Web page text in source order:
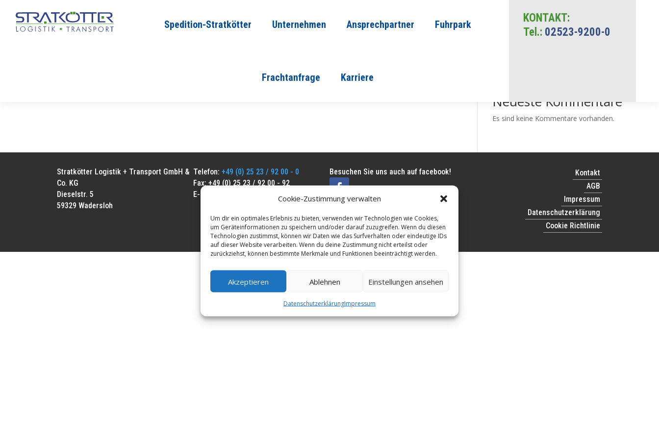
Cookie-Zustimmung verwalten
Um dir ein optimales Erlebnis zu bieten, verwenden wir Technologien wie Cookies,
um Geräteinformationen zu speichern und/oder darauf zuzugreifen. Wenn du diesen
Technologien zustimmst, können wir Daten wie das Surfverhalten oder eindeutige IDs
auf dieser Website verarbeiten. Wenn du deine Zustimmung nicht erteilst oder
zurückziehst, können bestimmte Merkmale und Funktionen beeinträchtigt werden.
Akzeptieren Ablehnen Einstellungen ansehen
DatenschutzerklärungImpressum
Spedition-Stratkötter Unternehmen Ansprechpartner Fuhrpark
Frachtanfrage Karriere
KONTAKT:
Tel.: 02523-9200-0
Stratkötter-2004 Suchen
Neueste Kommentare
Es sind keine Kommentare vorhanden.
Stratkötter Logistik + Transport GmbH &
Co. KG
Dieselstr. 5
59329 Wadersloh
Telefon:+49 (0) 25 23 / 92 00 - 0
Fax: +49 (0) 25 23 / 92 00 - 92
E-Mail:
info@stratkoetter.de
Besuchen Sie uns auch auf facebook!
Kontakt
AGB
Impressum
Datenschutzerklärung
Cookie Richtlinie